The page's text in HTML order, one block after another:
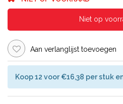
Niet op
Aan verlanglijst toevoegen
Koop 12 voor €16,38 per stuk